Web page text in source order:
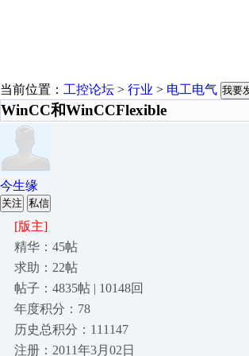
当前位置： 工控论坛 > 行业 > 电工电气 我要
WinCC和WinCCFlexible
今生缘
关注 私信
[版主]
精华：45帖
求助：22帖
帖子：4835帖 | 10148回
年度积分：78
历史总积分：111147
注册：2011年3月02日